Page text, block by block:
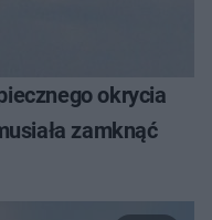
okrycia
zamknąć